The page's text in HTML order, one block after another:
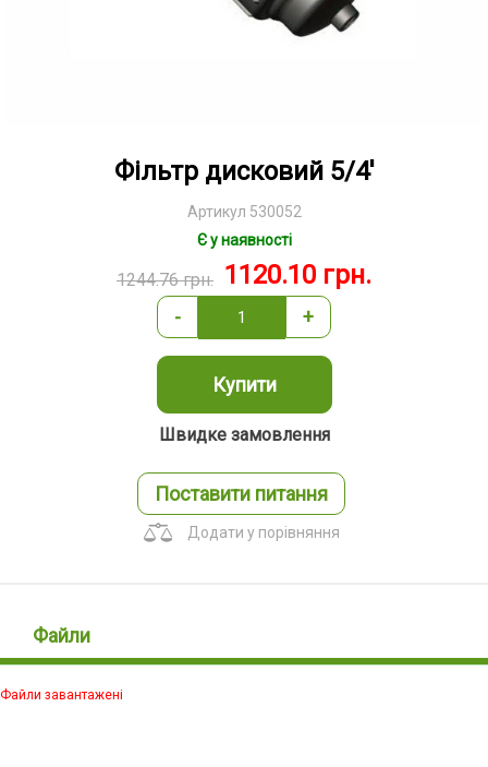
Фільтр дисковий 5/4'
Артикул 530052
Є у наявності
1244.76грн. 1120.10 грн.
- +
Купити
Швидке замовлення
Поставити питання
Додати у порівняння
Файли
Файли завантажені